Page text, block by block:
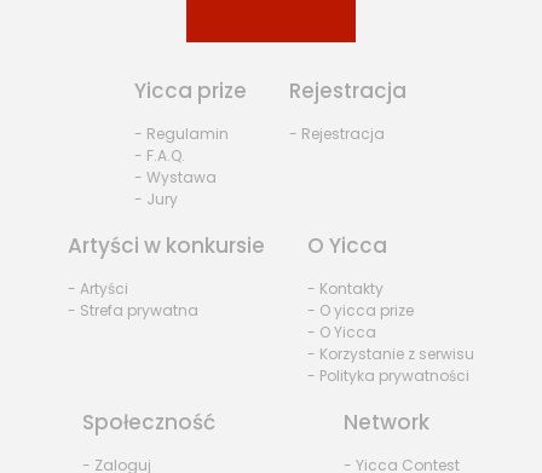
Yicca prize
- Regulamin
- F.A.Q.
- Wystawa
- Jury
Rejestracja
- Rejestracja
Artyści w konkursie
- Artyści
- Strefa prywatna
O Yicca
- Kontakty
- O yicca prize
- O Yicca
- Korzystanie z serwisu
- Polityka prywatności
Społeczność
- Zaloguj
Network
- Yicca Contest